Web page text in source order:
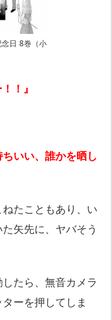
日 8巻（小
！』
いい、誰かを晒し
たこともあり、い
矢先に、ヤバそう
たら、無音カメラ
ーを押してしま